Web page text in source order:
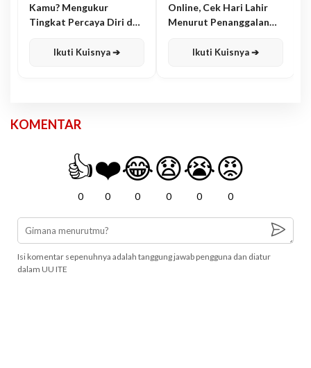
Kamu? Mengukur
Tingkat Percaya Diri dan
Ikuti Kuisnya ➔
Online, Cek Hari Lahir
Menurut Penanggalan
Ikuti Kuisnya ➔
KOMENTAR
👍
0
❤️
0
😂
0
😧
0
😭
0
😡
0
Isi komentar sepenuhnya adalah tanggung jawab pengguna dan diatur
dalam UU ITE